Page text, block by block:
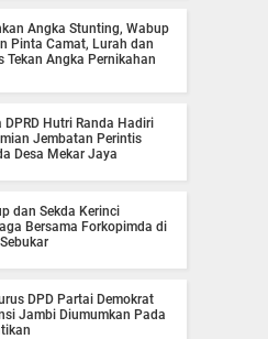
Angka Stunting, Wabup
Pinta Camat, Lurah dan
Tekan Angka Pernikahan
DPRD Hutri Randa Hadiri
Jembatan Perintis
Desa Mekar Jaya
dan Sekda Kerinci
Bersama Forkopimda di
DPD Partai Demokrat
Jambi Diumumkan Pada